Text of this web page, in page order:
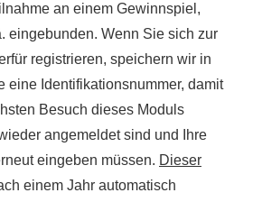
an einem Gewinnspiel,
eingebunden. Wenn Sie sich zur
registrieren, speichern wir in
eine Identifikationsnummer, damit
Besuch dieses Moduls
angemeldet sind und Ihre
eingeben müssen. Dieser
einem Jahr automatisch